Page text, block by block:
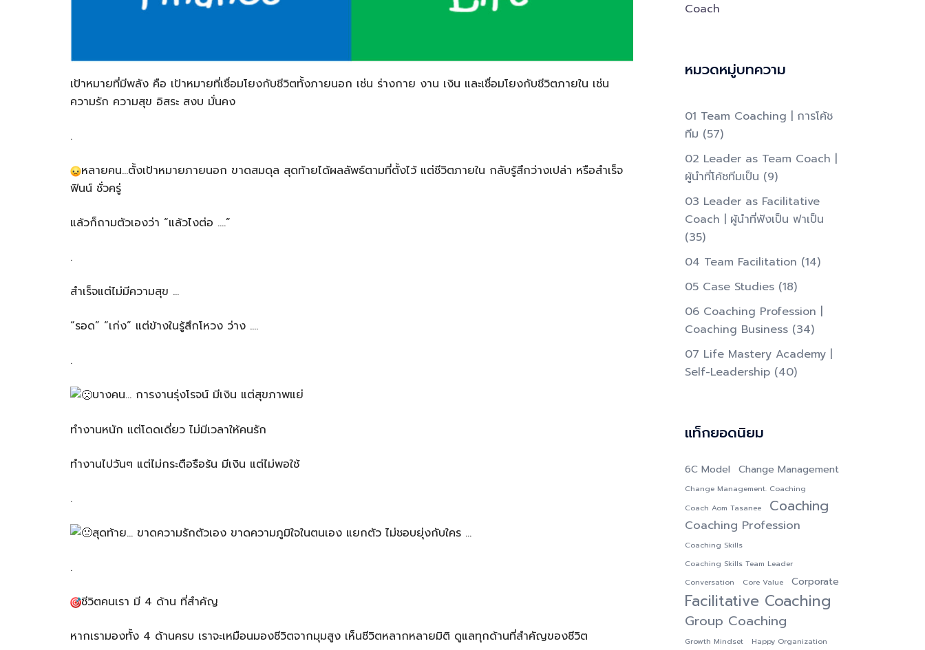
เป้าหมายที่มีพลัง คือ เป้าหมายที่เชื่อมโยงกับชีวิตทั้งภายนอก เช่น ร่างกาย งาน เงิน และเชื่อมโยงกับชีวิตภายใน เช่น
ความรัก ความสุข อิสระ สงบ มั่นคง
.
หลายคน…ตั้งเป้าหมายภายนอก ขาดสมดุล สุดท้ายได้ผลลัพธ์ตามที่ตั้งไว้ แต่ชีวิตภายใน กลับรู้สึกว่างเปล่า หรือสำเร็จ
ฟินน์ ชั่วครู่
แล้วก็ถามตัวเองว่า “แล้วไงต่อ ….”
.
สำเร็จแต่ไม่มีความสุข …
“รอด” “เก่ง” แต่ข้างในรู้สึกโหวง ว่าง ….
.
บางคน… การงานรุ่งโรจน์ มีเงิน แต่สุขภาพแย่
ทำงานหนัก แต่โดดเดี่ยว ไม่มีเวลาให้คนรัก
ทำงานไปวันๆ แต่ไม่กระตือรือร้น มีเงิน แต่ไม่พอใช้
.
สุดท้าย… ขาดความรักตัวเอง ขาดความภูมิใจในตนเอง แยกตัว ไม่ชอบยุ่งกับใคร …
.
ชีวิตคนเรา มี 4 ด้าน ที่สำคัญ
หากเรามองทั้ง 4 ด้านครบ เราจะเหมือนมองชีวิตจากมุมสูง เห็นชีวิตหลากหลายมิติ ดูแลทุกด้านที่สำคัญของชีวิต
Coach
หมวดหมู่บทความ
01 Team Coaching | การโค้ช
ทีม (57)
02 Leader as Team Coach |
ผู้นำที่โค้ชทีมเป็น​ (9)
03 Leader as Facilitative
Coach | ผู้นำที่ฟังเป็น ฟาเป็น​
(35)
04 Team Facilitation (14)
05 Case Studies(18)
06 Coaching Profession |
Coaching Business(34)
07 Life Mastery Academy |
Self-Leadership(40)
แท็กยอดนิยม
6C Model Change Management
Change Management. Coaching
Coach Aom Tasanee
Coaching
Coaching Profession
Coaching Skills
Coaching Skills Team Leader
Conversation
Core Value Corporate
Facilitative Coaching
Group Coaching
Growth Mindset Happy Organization